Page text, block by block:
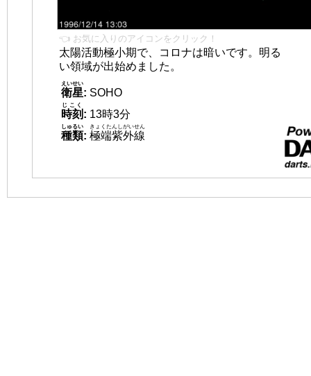
👈 お気に入りのアイコンをクリック！
太陽活動極小期で、コロナは暗いです。明る
い領域が出始めました。
衛星
えいせい
: SOHO
時刻
じこく
: 13時3分
種類
しゅるい
: 極端紫外線
きょくたんしがいせん